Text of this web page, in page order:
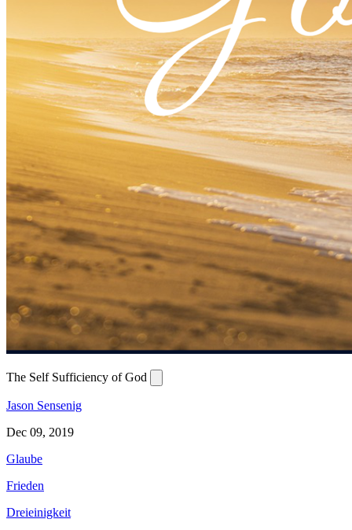
The Self Sufficiency of God
Jason Sensenig
Dec 09, 2019
Glaube
Frieden
Dreieinigkeit